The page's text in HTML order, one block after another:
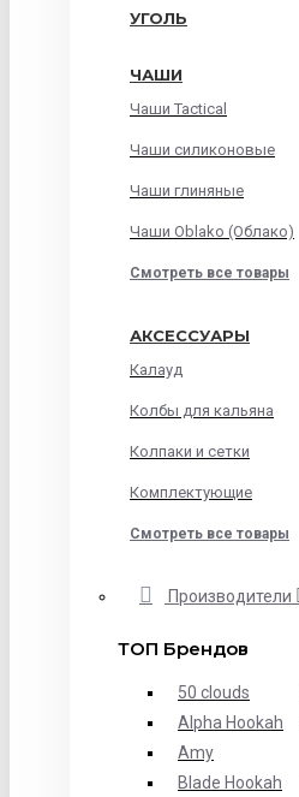
УГОЛЬ
ЧАШИ
Чаши Tactical
Чаши силиконовые
Чаши глиняные
Чаши Oblako (Облако)
Смотреть все товары
АКСЕССУАРЫ
Калауд
Колбы для кальяна
Колпаки и сетки
Комплектующие
Смотреть все товары
Производители
ТОП Брендов
50 clouds
Alpha Hookah
Amy
Blade Hookah